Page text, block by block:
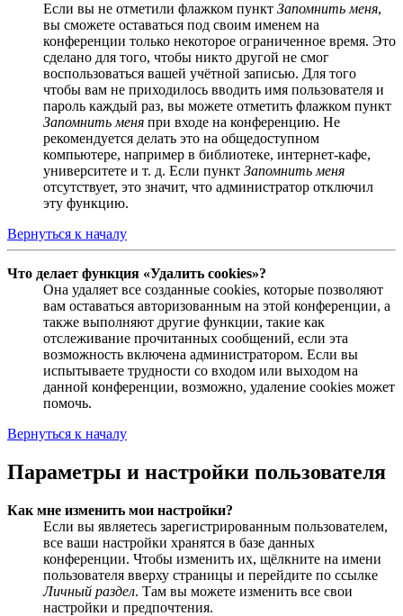
Если вы не отметили флажком пункт Запомнить меня,
вы сможете оставаться под своим именем на
конференции только некоторое ограниченное время. Это
сделано для того, чтобы никто другой не смог
воспользоваться вашей учётной записью. Для того
чтобы вам не приходилось вводить имя пользователя и
пароль каждый раз, вы можете отметить флажком пункт
Запомнить меня при входе на конференцию. Не
рекомендуется делать это на общедоступном
компьютере, например в библиотеке, интернет-кафе,
университете и т. д. Если пункт Запомнить меня
отсутствует, это значит, что администратор отключил
эту функцию.
Вернуться к началу
Что делает функция «Удалить cookies»?
Она удаляет все созданные cookies, которые позволяют
вам оставаться авторизованным на этой конференции, а
также выполняют другие функции, такие как
отслеживание прочитанных сообщений, если эта
возможность включена администратором. Если вы
испытываете трудности со входом или выходом на
данной конференции, возможно, удаление cookies может
помочь.
Вернуться к началу
Параметры и настройки пользователя
Как мне изменить мои настройки?
Если вы являетесь зарегистрированным пользователем,
все ваши настройки хранятся в базе данных
конференции. Чтобы изменить их, щёлкните на имени
пользователя вверху страницы и перейдите по ссылке
Личный раздел. Там вы можете изменить все свои
настройки и предпочтения.